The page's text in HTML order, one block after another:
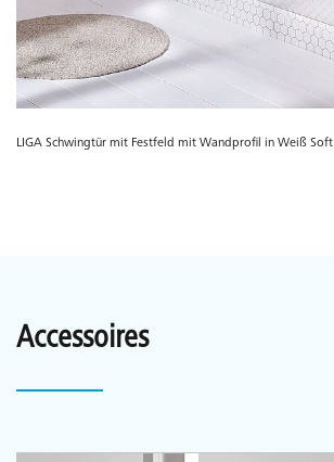
LIGA Schwingtür mit Festfeld mit Wandprofil in Weiß Soft
Accessoires